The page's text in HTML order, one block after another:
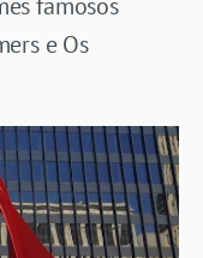
e Os